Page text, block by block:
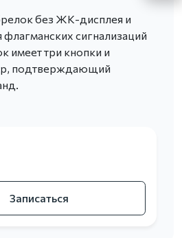
без ЖК-дисплея и
флагманских сигнализаций
имеет три кнопки и
подтверждающий
Записаться